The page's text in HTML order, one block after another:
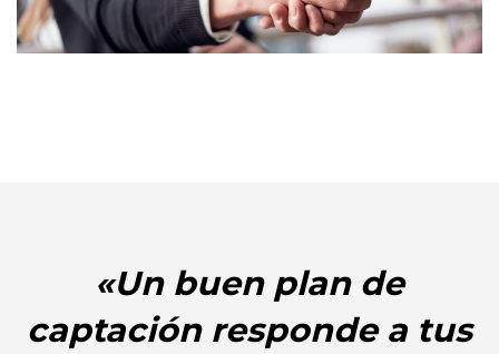
«Un buen plan de
captación responde a tus